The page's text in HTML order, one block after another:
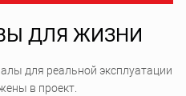
ДЛЯ ЖИЗНИ
для реальной эксплуатации
в проект.